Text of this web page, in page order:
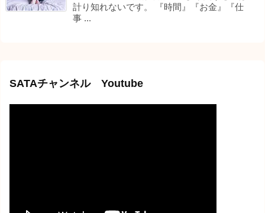
計り知れないです。 『時間』『お金』『仕
事 ...
SATAチャンネル Youtube